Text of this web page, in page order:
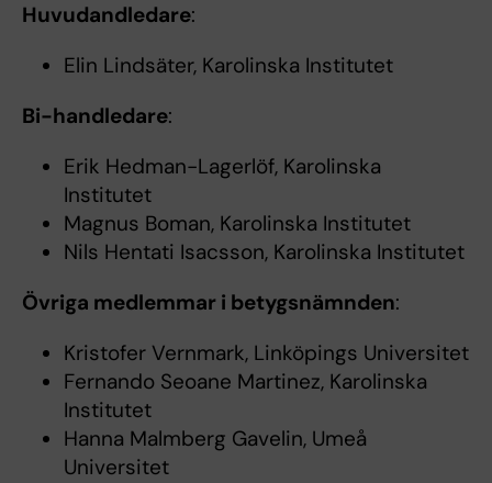
Huvudandledare:
Elin Lindsäter, Karolinska Institutet
Bi-handledare:
Erik Hedman-Lagerlöf, Karolinska
Institutet
Magnus Boman, Karolinska Institutet
Nils Hentati Isacsson, Karolinska Institutet
Övriga medlemmar i betygsnämnden:
Kristofer Vernmark, Linköpings Universitet
Fernando Seoane Martinez, Karolinska
Institutet
Hanna Malmberg Gavelin, Umeå
Universitet